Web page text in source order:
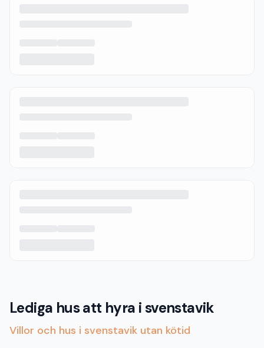
Lediga hus att hyra i svenstavik
Villor och hus i svenstavik utan kötid